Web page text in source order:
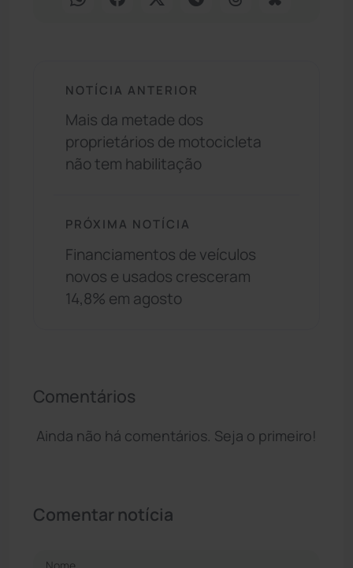
NOTÍCIA ANTERIOR
Mais da metade dos
proprietários de motocicleta
não tem habilitação
PRÓXIMA NOTÍCIA
Financiamentos de veículos
novos e usados cresceram
14,8% em agosto
Comentários
Ainda não há comentários. Seja o primeiro!
Comentar notícia